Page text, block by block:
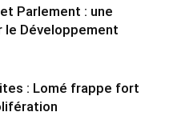
Parlement : une
le Développement
: Lomé frappe fort